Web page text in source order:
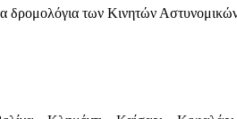
των Κινητών